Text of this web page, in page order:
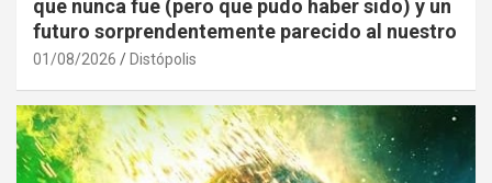
que nunca fue (pero que pudo haber sido) y un
futuro sorprendentemente parecido al nuestro
01/08/2026 Distópolis